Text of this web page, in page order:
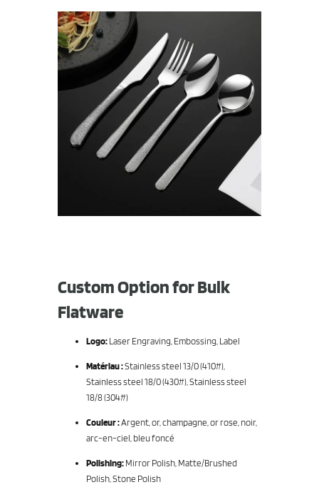
Custom Option for Bulk
Flatware
Logo: Laser Engraving, Embossing, Label
Matériau :Stainless steel 13/0 (410#),
Stainless steel 18/0 (430#), Stainless steel
18/8 (304#)
Couleur :Argent, or, champagne, or rose, noir,
arc-en-ciel, bleu foncé
Polishing: Mirror Polish, Matte/Brushed
Polish, Stone Polish